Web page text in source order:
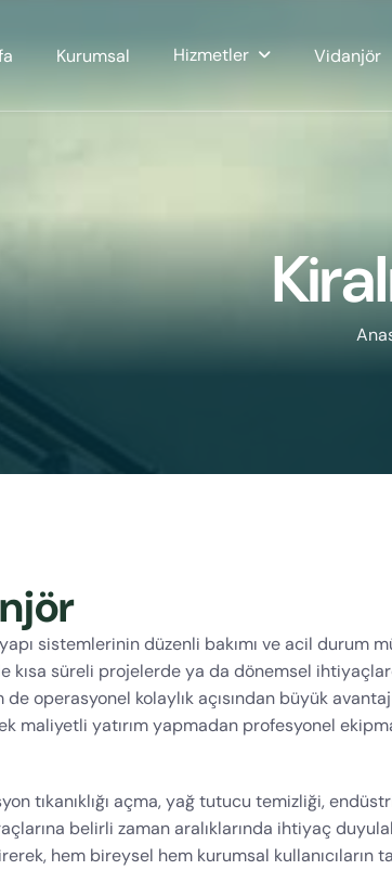
Kurumsal Hizmetler Vidanjör
sistemlerinin düzenli bakımı ve acil durum
kısa süreli projelerde ya da dönemsel
operasyonel kolaylık açısından büyük
maliyetli yatırım yapmadan profesyonel
tıkanıklığı açma, yağ tutucu temizliği,
belirli zaman aralıklarında ihtiyaç
hem bireysel hem kurumsal kullanıcıların